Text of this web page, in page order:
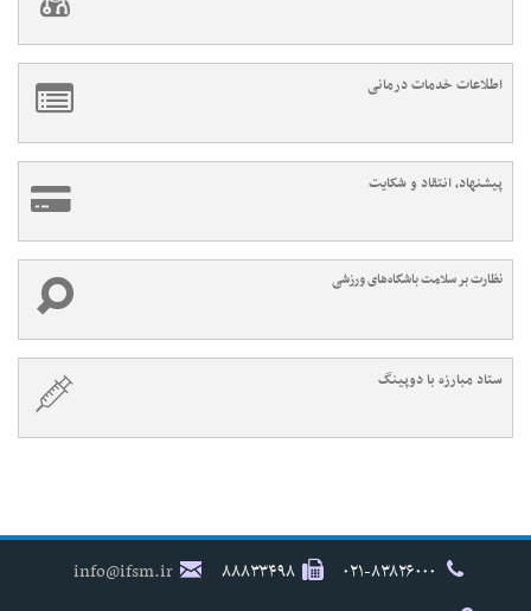
اطلاعات خدمات درمانی
پیشنهاد، انتقاد و شکایت
نظارت بر سلامت باشگاه‌های ورزشی
ستاد مبارزه با دوپینگ
۸۸۸۳۳۴۹۸
info@ifsm.ir